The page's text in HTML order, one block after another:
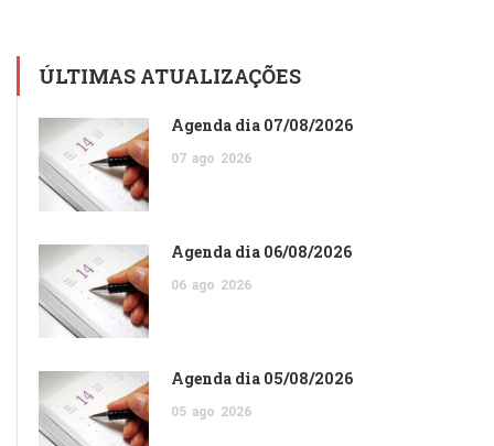
ÚLTIMAS ATUALIZAÇÕES
Agenda dia 07/08/2026
07 ago 2026
Agenda dia 06/08/2026
06 ago 2026
Agenda dia 05/08/2026
05 ago 2026